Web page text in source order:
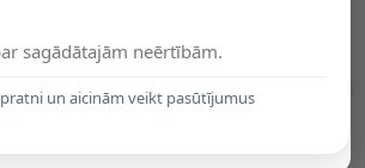
sagādātajām neērtībām.
un aicinām veikt pasūtījumus